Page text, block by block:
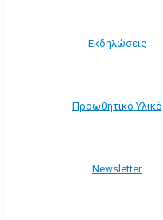
Εκδηλώσεις
Προωθητικό Υλικό
Νewsletter